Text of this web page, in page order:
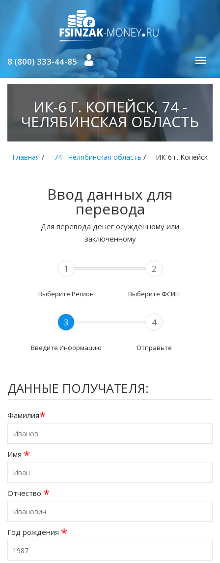
8 (800) 333-44-85
ИК-6 Г. КОПЕЙСК, 74 -
ЧЕЛЯБИНСКАЯ ОБЛАСТЬ
Главная / 74 - Челябинская область / ИК-6 г. Копейск
Ввод данных для
перевода
Для перевода денег осужденному или
заключенному
1
Выберите Регион
2
Выберите ФСИН
3
Введите Информацию
4
Отправьте
ДАННЫЕ ПОЛУЧАТЕЛЯ:
Фамилия*
Имя *
Отчество *
Год рождения *